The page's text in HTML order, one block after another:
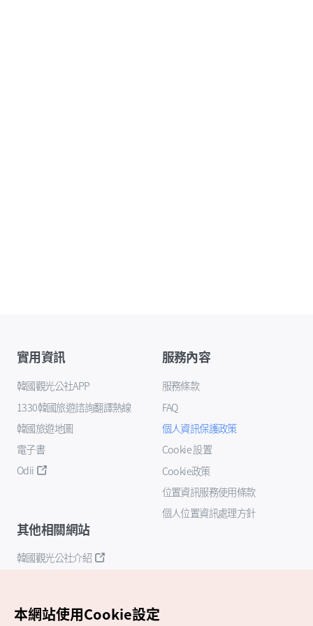
實用資訊
韓國觀光公社APP
1330韓國旅遊諮詢翻譯熱線
韓國旅遊地圖
電子書
Odii
服務內容
服務條款
FAQ
個人資訊保護政策
Cookie 設置
Cookie政策
位置資訊服務使用條款
個人位置資訊處理方針
其他相關網站
韓國觀光公社介紹
本網站使用Cookie設定